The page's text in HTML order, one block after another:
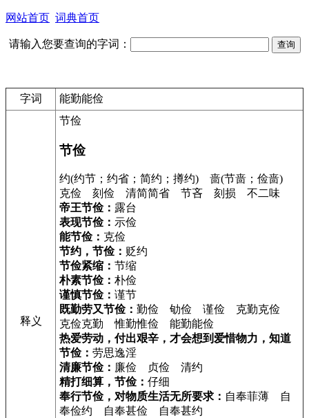
网站首页 词典首页
请输入您要查询的字词：
字词 能勤能俭
释义
节俭
节俭
约(约节；约省；简约；撙约) 啬(节啬；俭啬)
克俭 刻俭 清简简省 节吝 刻损 不二味
帝王节俭： 露台
表现节俭： 示俭
能节俭： 克俭
节约，节俭： 贬约
节俭紧缩： 节缩
朴素节俭： 朴俭
谨慎节俭： 谨节
既勤劳又节俭： 勤俭 劬俭 谨俭 克勤克俭
克俭克勤 惟勤惟俭 能勤能俭
热爱劳动，付出艰辛，才会想到爱惜物力，知道
节俭： 劳思逸淫
清廉节俭： 廉俭 贞俭 清约
精打细算，节俭： 仔细
奉行节俭，对物质生活无所要求： 自奉菲薄 自
奉俭约 自奉甚俭 自奉甚约